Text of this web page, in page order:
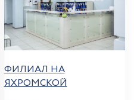
ФИЛИАЛ НА
ЯХРОМСКОЙ